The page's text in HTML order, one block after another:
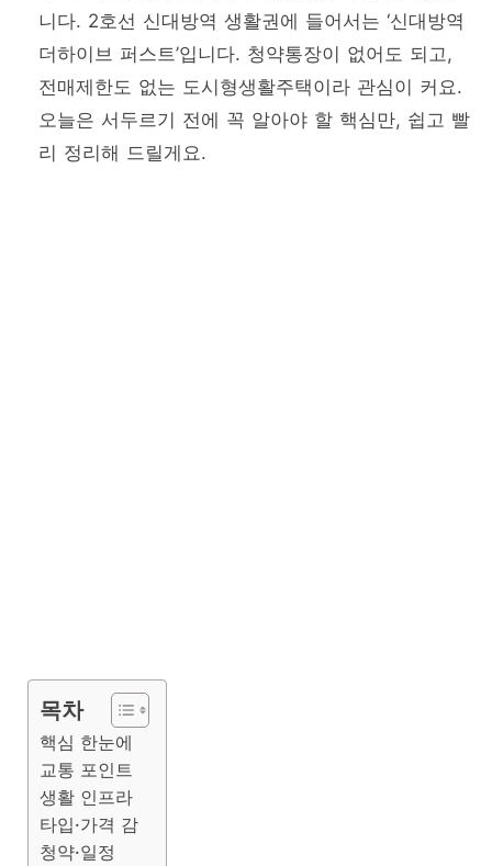
니다. 2호선 신대방역 생활권에 들어서는 ‘신대방역
더하이브 퍼스트’입니다. 청약통장이 없어도 되고,
전매제한도 없는 도시형생활주택이라 관심이 커요.
오늘은 서두르기 전에 꼭 알아야 할 핵심만, 쉽고 빨
리 정리해 드릴게요.
목차
핵심 한눈에
교통 포인트
생활 인프라
타입·가격 감
청약·일정